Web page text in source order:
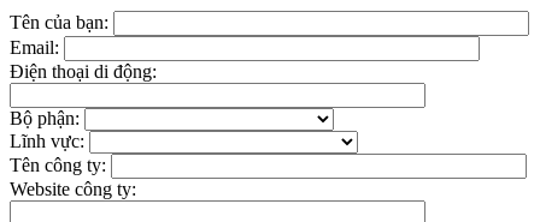
Tên của bạn:
Email:
Điện thoại di động:
Bộ phận:
Lĩnh vực:
Tên công ty:
Website công ty: